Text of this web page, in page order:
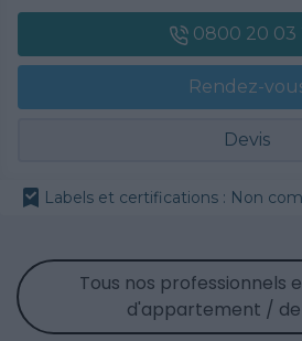
0800 20 03
Rendez-
Devis
Labels et certifications : Non
Tous nos professionnels
d'appartement / de